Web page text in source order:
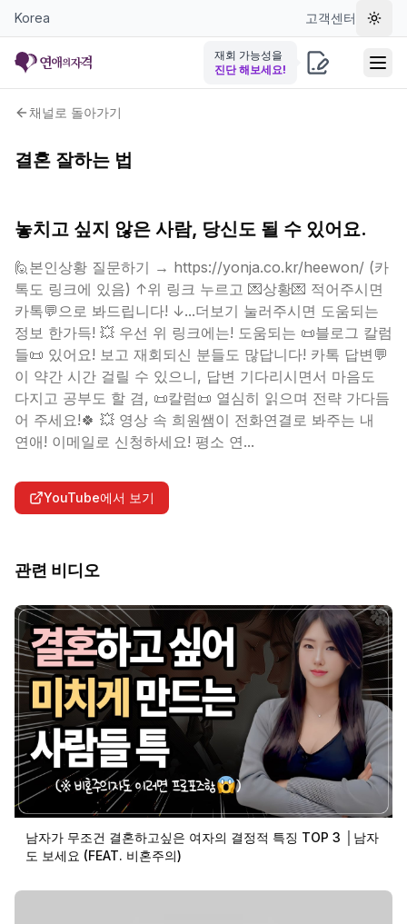
Korea 고객센터 테마
재회 가능성을
진단 해보세요!
채널로 돌아가기
결혼 잘하는 법
놓치고 싶지 않은 사람, 당신도 될 수 있어요.
🙋본인상황 질문하기 → https://yonja.co.kr/heewon/ (카
톡도 링크에 있음) ↑위 링크 누르고 💌상황💌 적어주시면
카톡💬으로 봐드립니다! ↓...더보기 눌러주시면 도움되는
정보 한가득! 💥 우선 위 링크에는! 도움되는 📜블로그 칼럼
들📜 있어요! 보고 재회되신 분들도 많답니다! 카톡 답변💬
이 약간 시간 걸릴 수 있으니, 답변 기다리시면서 마음도
다지고 공부도 할 겸, 📜칼럼📜 열심히 읽으며 전략 가다듬
어 주세요!🍀 💥 영상 속 희원쌤이 전화연결로 봐주는 내
연애! 이메일로 신청하세요! 평소 연...
YouTube에서 보기
관련 비디오
남자가 무조건 결혼하고싶은 여자의 결정적 특징 TOP 3 │남자
도 보세요 (FEAT. 비혼주의)